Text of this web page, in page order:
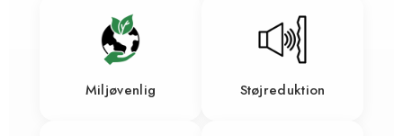
Miljøvenlig Støjreduktion